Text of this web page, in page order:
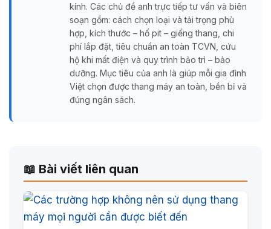
kính. Các chủ đề anh trực tiếp tư vấn và biên
soạn gồm: cách chọn loại và tải trọng phù
hợp, kích thước – hố pit – giếng thang, chi
phí lắp đặt, tiêu chuẩn an toàn TCVN, cứu
hộ khi mất điện và quy trình bảo trì – bảo
dưỡng. Mục tiêu của anh là giúp mỗi gia đình
Việt chọn được thang máy an toàn, bền bỉ và
đúng ngân sách.
📖 Bài viết liên quan